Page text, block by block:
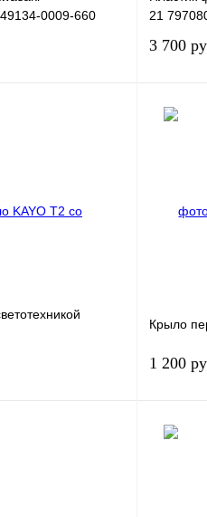
0009-660
21
3 700
Крыло
1 200